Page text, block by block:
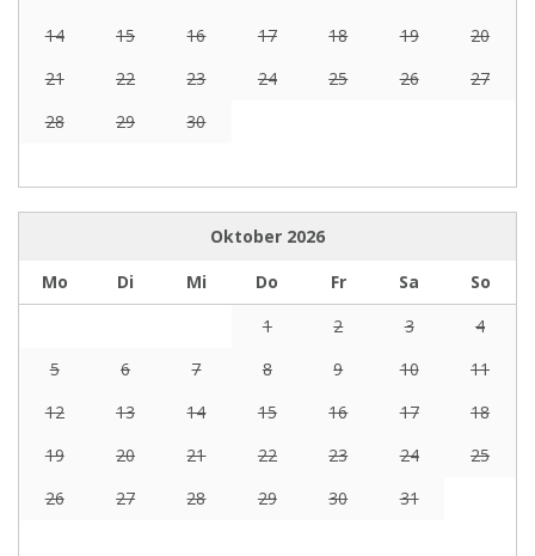
14
15 16 17 18 19
20
21
22 23 24 25 26
27
28
29 30
Oktober 2026
Mo
Di Mi Do Fr Sa
So
1
2 3
4
5
6 7 8 9 10
11
12
13 14 15 16 17
18
19
20 21 22 23 24
25
26
27 28 29 30 31